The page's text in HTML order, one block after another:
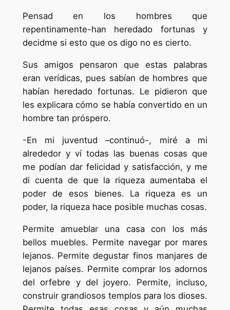
Pensad en los hombres que
repentinamente-han heredado fortunas y
decidme si esto que os digo no es cierto.
Sus amigos pensaron que estas palabras
eran verídicas, pues sabían de hombres que
habían heredado fortunas. Le pidieron que
les explicara cómo se había convertido en un
hombre tan próspero.
-En mi juventud –continuó-, miré a mi
alrededor y ví todas las buenas cosas que
me podían dar felicidad y satisfacción, y me
di cuenta de que la riqueza aumentaba el
poder de esos bienes. La riqueza es un
poder, la riqueza hace posible muchas cosas.
Permite amueblar una casa con los más
bellos muebles. Permite navegar por mares
lejanos. Permite degustar finos manjares de
lejanos países. Permite comprar los adornos
del orfebre y del joyero. Permite, incluso,
construir grandiosos templos para los dioses.